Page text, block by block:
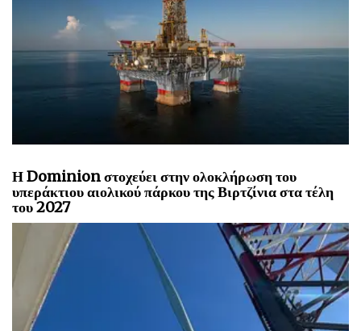
Η Dominion στοχεύει στην ολοκλήρωση του
υπεράκτιου αιολικού πάρκου της Βιρτζίνια στα τέλη
του 2027